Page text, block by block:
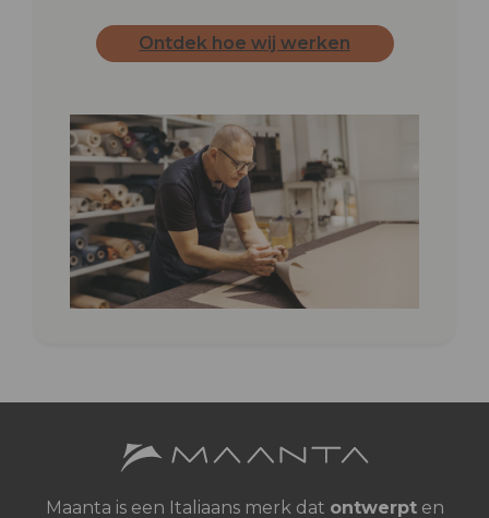
Ontdek hoe wij werken
Maanta is een Italiaans merk dat ontwerpten